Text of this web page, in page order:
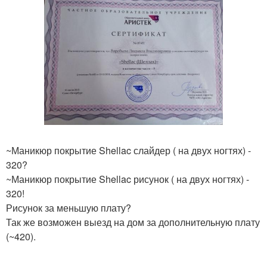
~Маникюр покрытие Shellac слайдер ( на двух ногтях) -
320?
~Маникюр покрытие Shellac рисунок ( на двух ногтях) -
320!
Рисунок за меньшую плату?
Так же возможен выезд на дом за дополнительную плату
(~420).